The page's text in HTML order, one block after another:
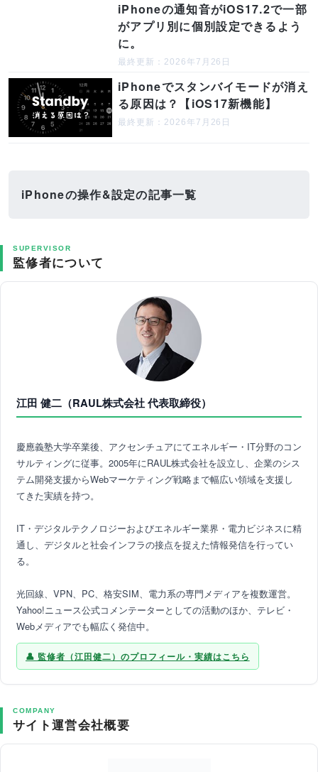
iPhoneの通知音がiOS17.2で一部
がアプリ別に個別設定できるよう
に。
最終更新：2026年7月26日
iPhoneでスタンバイモードが消え
る原因は？【iOS17新機能】
最終更新：2026年7月26日
iPhoneの操作&設定の記事一覧
SUPERVISOR
監修者について
江田 健二（RAUL株式会社 代表取締役）
慶應義塾大学卒業後、アクセンチュアにてエネルギー・IT分野のコン
サルティングに従事。2005年にRAUL株式会社を設立し、企業のシス
テム開発支援からWebマーケティング戦略まで幅広い領域を支援し
てきた実績を持つ。
IT・デジタルテクノロジーおよびエネルギー業界・電力ビジネスに精
通し、デジタルと社会インフラの接点を捉えた情報発信を行ってい
る。
光回線、VPN、PC、格安SIM、電力系の専門メディアを複数運営。
Yahoo!ニュース公式コメンテーターとしての活動のほか、テレビ・
Webメディアでも幅広く発信中。
監修者（江田健二）のプロフィール・実績はこちら
COMPANY
サイト運営会社概要